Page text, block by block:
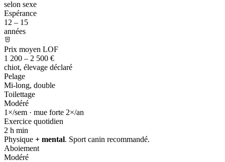
selon sexe
Espérance
12 – 15
années
Prix moyen LOF
1 200 – 2 500 €
chiot, élevage déclaré
Pelage
Mi-long, double
Toilettage
Modéré
1×/sem · mue forte 2×/an
Exercice quotidien
2 h min
Physique + mental. Sport canin recommandé.
Aboiement
Modéré